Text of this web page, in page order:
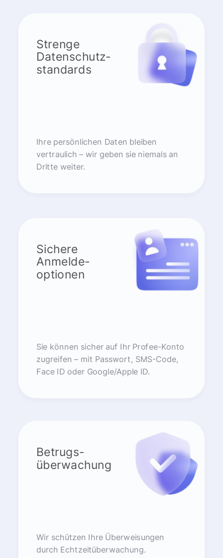
Strenge
Datenschutz-
standards
Ihre persönlichen Daten bleiben
vertraulich – wir geben sie niemals an
Dritte weiter.
Sichere
Anmelde-
optionen
Sie können sicher auf Ihr Profee-Konto
zugreifen – mit Passwort, SMS-Code,
Face ID oder Google/Apple ID.
Betrugs-
überwachung
Wir schützen Ihre Überweisungen
durch Echtzeitüberwachung.